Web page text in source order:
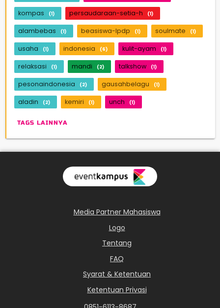
kompas (1) persaudaraan-setia-h (1)
alambebas (1) beasiswa-lpdp (1) soulmate (1)
usaha (1) indonesia (6) kulit-ayam (1)
relaksasi (1) mandi (2) talkshow (1)
pesonaindonesia (2) gausahbelagu (1)
aladin (2) kemiri (1) unch (1)
TAGS LAINNYA
Media Partner Mahasiswa
Logo
Tentang
FAQ
Syarat & Ketentuan
Ketentuan Privasi